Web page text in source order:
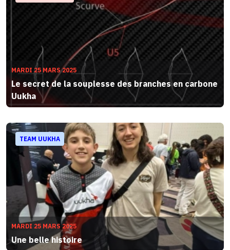
MARDI 25 MARS 2025
Le secret de la souplesse des branches en carbone
Uukha
TEAM UUKHA
MARDI 25 MARS 2025
Une belle histoire